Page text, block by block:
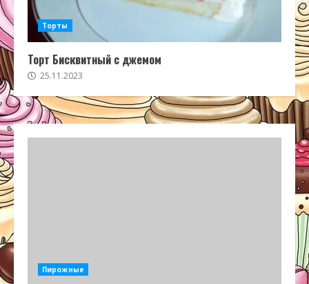
Торты
Торт Бисквитный с джемом
25.11.2023
Пирожные